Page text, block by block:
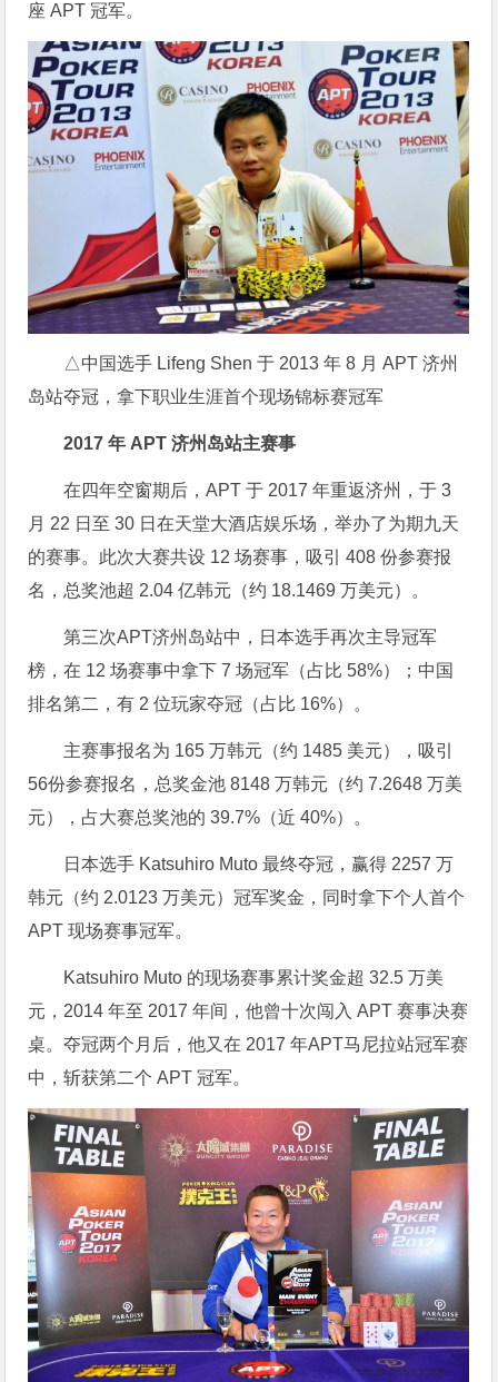
座 APT 冠军。
△中国选手 Lifeng Shen 于 2013 年 8 月 APT 济州
岛站夺冠，拿下职业生涯首个现场锦标赛冠军
2017 年 APT 济州岛站主赛事
在四年空窗期后，APT 于 2017 年重返济州，于 3
月 22 日至 30 日在天堂大酒店娱乐场，举办了为期九天
的赛事。此次大赛共设 12 场赛事，吸引 408 份参赛报
名，总奖池超 2.04 亿韩元（约 18.1469 万美元）。
第三次APT济州岛站中，日本选手再次主导冠军
榜，在 12 场赛事中拿下 7 场冠军（占比 58%）；中国
排名第二，有 2 位玩家夺冠（占比 16%）。
主赛事报名为 165 万韩元（约 1485 美元），吸引
56份参赛报名，总奖金池 8148 万韩元（约 7.2648 万美
元），占大赛总奖池的 39.7%（近 40%）。
日本选手 Katsuhiro Muto 最终夺冠，赢得 2257 万
韩元（约 2.0123 万美元）冠军奖金，同时拿下个人首个
APT 现场赛事冠军。
Katsuhiro Muto 的现场赛事累计奖金超 32.5 万美
元，2014 年至 2017 年间，他曾十次闯入 APT 赛事决赛
桌。夺冠两个月后，他又在 2017 年APT马尼拉站冠军赛
中，斩获第二个 APT 冠军。